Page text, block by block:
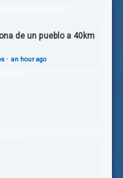
de un pueblo a 40km
· an hour ago